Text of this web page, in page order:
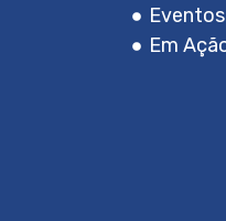
Eventos
Em